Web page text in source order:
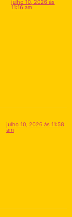
julho 10, 2026 às
11:16 am
julho 10, 2026 às 11:58
am